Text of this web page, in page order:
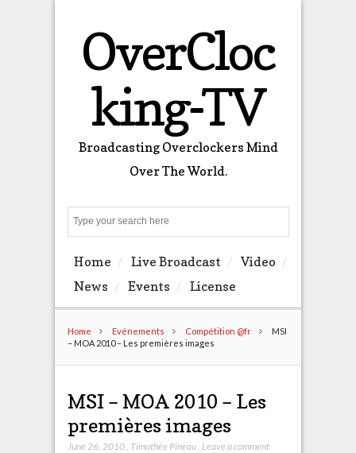
OverCloc
king-TV
Broadcasting Overclockers Mind
Over The World.
Home Live Broadcast
Video
News
Events License
Home Evénements Compétition @fr
MSI
– MOA 2010 – Les premières images
MSI – MOA 2010 – Les
premières images
June 26, 2010, Timothée Pineau, Leave a comment